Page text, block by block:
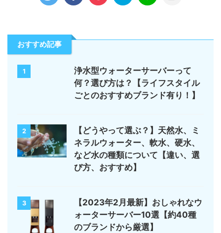
おすすめ記事
1
浄水型ウォーターサーバーって
何？選び方は？【ライフスタイル
ごとのおすすめブランド有り！】
2
【どうやって選ぶ？】天然水、ミ
ネラルウォーター、軟水、硬水、
など水の種類について【違い、選
び方、おすすめ】
3
【2023年2月最新】おしゃれなウ
ォーターサーバー10選【約40種
のブランドから厳選】